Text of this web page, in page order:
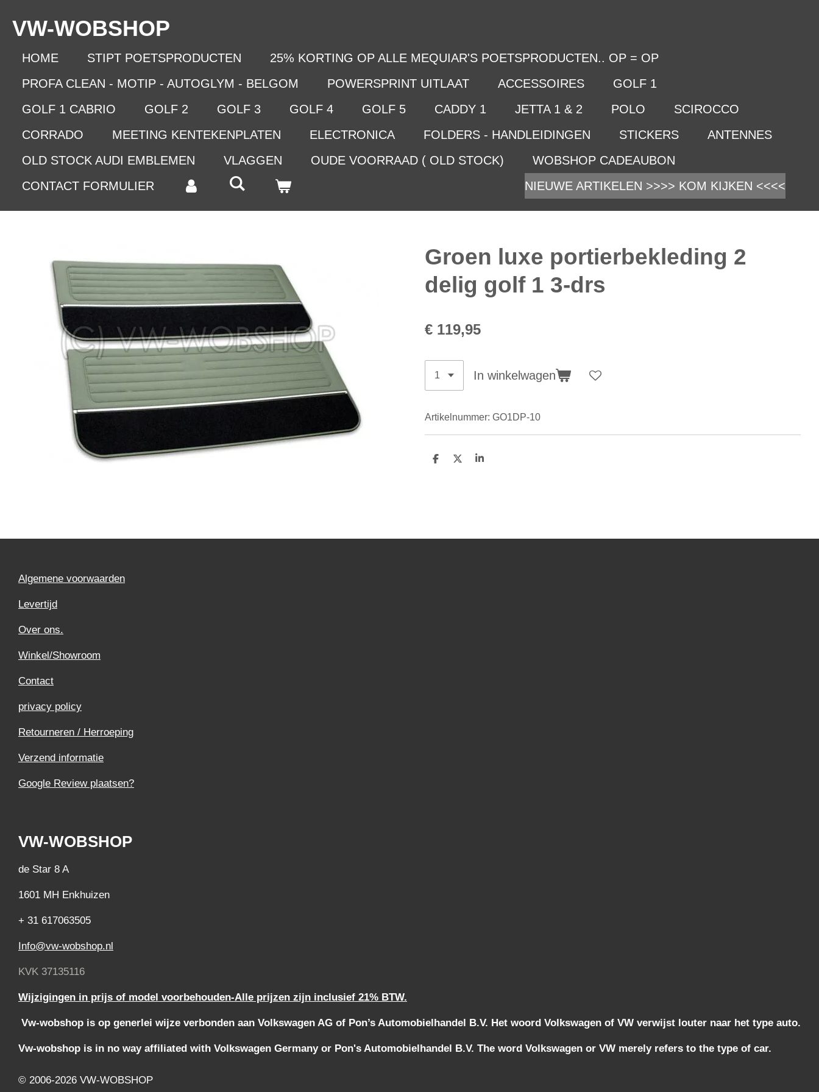
direct
VW-WOBSHOP
HOME STIPT POETSPRODUCTEN
25% KORTING OP ALLE MEQUIAR'S POETSPRODUCTEN.. OP = OP
PROFA CLEAN - MOTIP - AUTOGLYM - BELGOM
POWERSPRINT UITLAAT ACCESSOIRES
GOLF 1
GOLF 1 CABRIO
GOLF 2 GOLF 3 GOLF 4 GOLF 5 CADDY 1 JETTA 1 & 2 POLO
SCIROCCO
CORRADO
MEETING KENTEKENPLATEN ELECTRONICA FOLDERS - HANDLEIDINGEN STICKERS
ANTENNES
OLD STOCK AUDI EMBLEMEN
VLAGGEN OUDE VOORRAAD ( OLD STOCK)
WOBSHOP CADEAUBON
CONTACT FORMULIER
NIEUWE ARTIKELEN >>>> KOM KIJKEN <<<<
Groen luxe portierbekleding 2
delig golf 1 3-drs
€ 119,95
In winkelwagen
Artikelnummer: GO1DP-10
D
D
S
Algemene voorwaarden
Levertijd
Over ons.
Winkel/Showroom
Contact
privacy policy
Retourneren / Herroeping
Verzend informatie
Google Review plaatsen?
VW-WOBSHOP
de Star 8 A
1601 MH Enkhuizen
+ 31 617063505
Info@vw-wobshop.nl
KVK 37135116
Wijzigingen in prijs of model voorbehouden-Alle prijzen zijn inclusief 21% BTW.
Vw-wobshop is op generlei wijze verbonden aan Volkswagen AG of Pon’s Automobielhandel B.V. Het woord Volkswagen of VW verwijst louter naar het type auto.
Vw-wobshop is in no way affiliated with Volkswagen Germany or Pon's Automobielhandel B.V. The word Volkswagen or VW merely refers to the type of car.
© 2006-2026 VW-WOBSHOP